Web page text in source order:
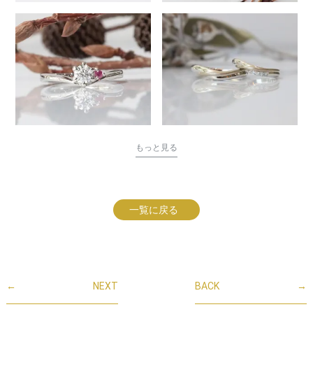
もっと見る
一覧に戻る
← NEXT →
BACK